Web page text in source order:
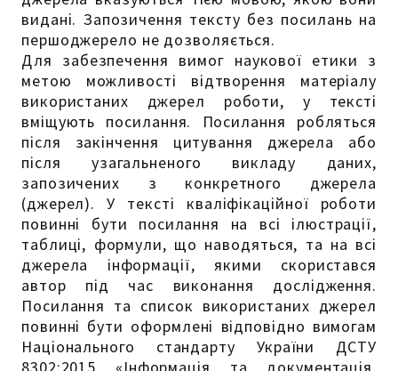
видані. Запозичення тексту без посилань на
першоджерело не дозволяється.
Для забезпечення вимог наукової етики з
метою можливості відтворення матеріалу
використаних джерел роботи, у тексті
вміщують посилання. Посилання робляться
після закінчення цитування джерела або
після узагальненого викладу даних,
запозичених з конкретного джерела
(джерел). У тексті кваліфікаційної роботи
повинні бути посилання на всі ілюстрації,
таблиці, формули, що наводяться, та на всі
джерела інформації, якими скористався
автор під час виконання дослідження.
Посилання та список використаних джерел
повинні бути оформлені відповідно вимогам
Національного стандарту України ДСТУ
8302:2015 «Інформація та документація.